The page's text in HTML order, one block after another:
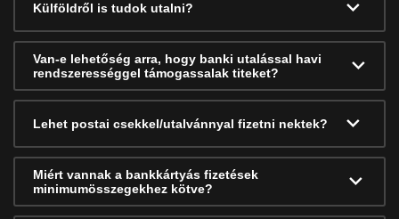
Külföldről is tudok utalni?
Van-e lehetőség arra, hogy banki utalással havi
rendszerességgel támogassalak titeket?
Lehet postai csekkel/utalvánnyal fizetni nektek?
Miért vannak a bankkártyás fizetések
minimumösszegekhez kötve?